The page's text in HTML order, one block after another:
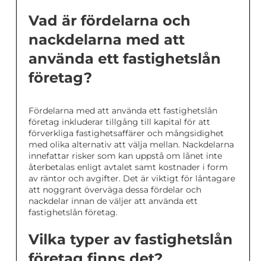
Vad är fördelarna och
nackdelarna med att
använda ett fastighetslån
företag?
Fördelarna med att använda ett fastighetslån
företag inkluderar tillgång till kapital för att
förverkliga fastighetsaffärer och mångsidighet
med olika alternativ att välja mellan. Nackdelarna
innefattar risker som kan uppstå om lånet inte
återbetalas enligt avtalet samt kostnader i form
av räntor och avgifter. Det är viktigt för låntagare
att noggrant överväga dessa fördelar och
nackdelar innan de väljer att använda ett
fastighetslån företag.
Vilka typer av fastighetslån